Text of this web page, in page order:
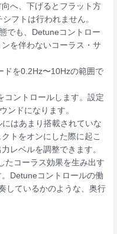
へ、下げるとフラット方
フトは行われません。
でも、Detuneコントロー
を伴わないコーラス・サ
ドを0.2Hz〜10Hzの範囲で
コントロールします。設定
ンドになります。
はあまり搭載されていな
トをオンにした際に起こ
レベルを調整できます。
たコーラス効果を生み出す
Detuneコントロールの働
しているかのような、奥行